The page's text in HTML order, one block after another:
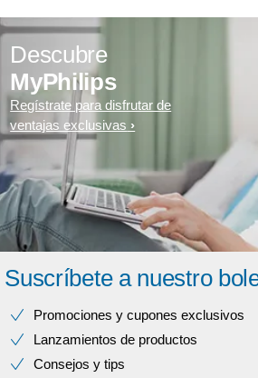
Descubre
MyPhilips
Regístrate para disfrutar de
ventajas exclusivas
Suscríbete a nuestro
Promociones y cupones exclusivos
Lanzamientos de productos
Consejos y tips